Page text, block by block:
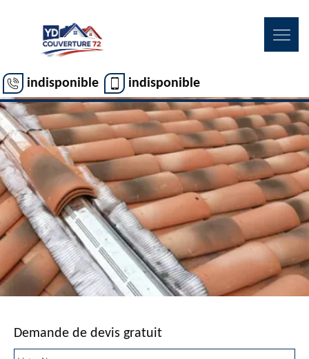
indisponible indisponible
Demande de devis gratuit